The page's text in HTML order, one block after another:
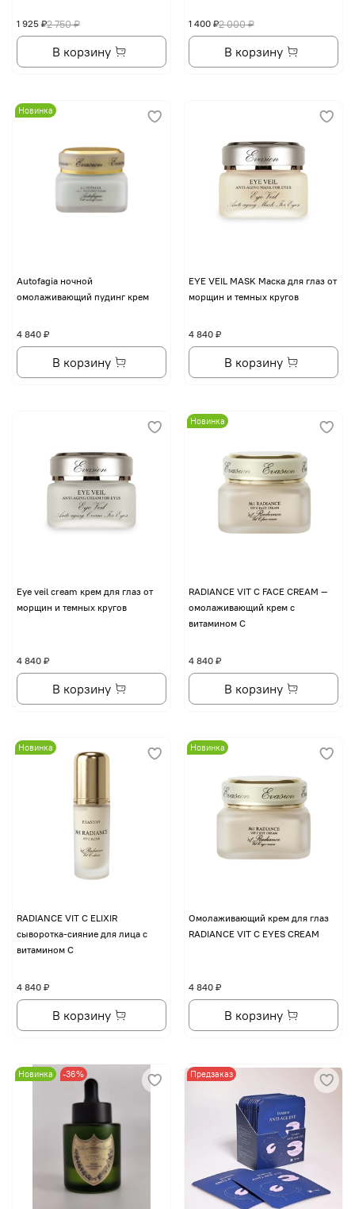
2 750 ₽
1 925 ₽
В корзину
2 000 ₽
1 400 ₽
В корзину
Новинка
Autofagia ночной
омолаживающий пудинг крем
4 840 ₽
В корзину
EYE VЕIL MASK Маска для глаз от
морщин и темных кругов
4 840 ₽
В корзину
Eye veil cream крем для глаз от
морщин и темных кругов
4 840 ₽
В корзину
Новинка
RADIANCE VIT C FACE CREAM —
омолаживающий крем с
витамином С
4 840 ₽
В корзину
Новинка
RADIANCE VIT C ELIXIR
сыворотка-сияние для лица с
витамином С
4 840 ₽
В корзину
Новинка
Омолаживающий крем для глаз
RADIANCE VIT C EYES CREAM
4 840 ₽
В корзину
Новинка -36% Предзаказ